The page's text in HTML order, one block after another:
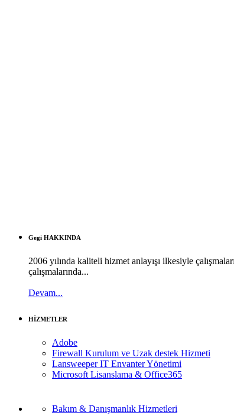
Gegi HAKKINDA
2006 yılında kaliteli hizmet anlayışı ilkesiyle
çalışmalarında...
Devam...
HİZMETLER
Adobe
Firewall Kurulum ve Uzak destek Hizmeti
Lansweeper IT Envanter Yönetimi
Microsoft Lisanslama & Office365
Bakım & Danışmanlık Hizmetleri